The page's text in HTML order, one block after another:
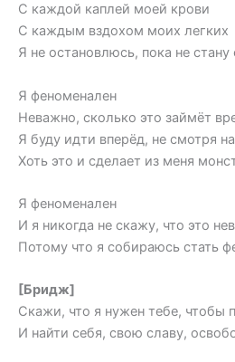
С каждой каплей моей крови
С каждым вздохом моих легких
Я не остановлюсь, пока не
Я феноменален
Неважно, сколько это займёт
Я буду идти вперёд, не смотря
Хоть это и сделает из меня
Я феноменален
И я никогда не скажу, что это
Потому что я собираюсь стать
[Бридж]
Скажи, что я нужен тебе, чтобы
И найти себя, свою славу,